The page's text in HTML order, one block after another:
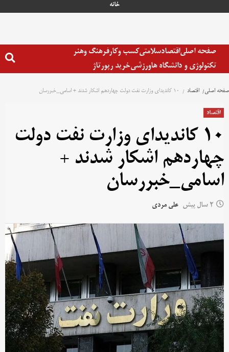
خانه
صفحه اصلیاقتصادسلامتیکسب وکارفرهنگ وهنر
تکنولوژی و دانشگاه هاورزشیخرید رپورتاژ
صفحه اصلی اقتصاد ۱۰ کاندیدای وزارت نفت دولت چهاردهم اشکار شدند + اسامی_خبررسان
اقتصاد
۱۰ کاندیدای وزارت نفت دولت
چهاردهم اشکار شدند +
اسامی_خبررسان
2 سال پیش علی مردی